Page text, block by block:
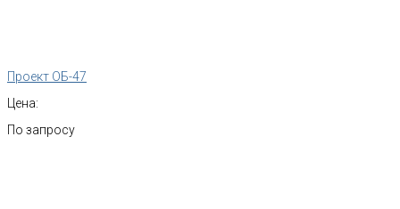
Проект ОБ-47
Цена:
По запросу